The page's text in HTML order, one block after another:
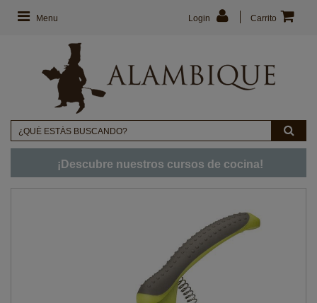
Menu Carrito
Login
¡Descubre nuestros cursos de cocina!